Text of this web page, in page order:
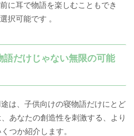
に耳で物語を楽しむこともでき
択可能です 。
語だけじゃない無限の可能
は、子供向けの寝物語だけにとど
あなたの創造性を刺激する、より
つか紹介します。